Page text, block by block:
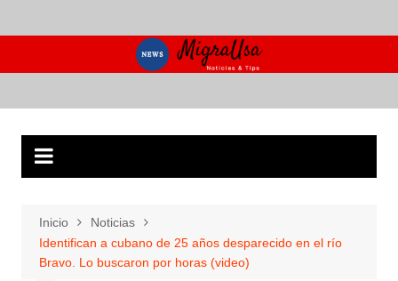
al
Inicio
Noticias
Identifican a cubano de 25 años desparecido en el río
Bravo. Lo buscaron por horas (video)